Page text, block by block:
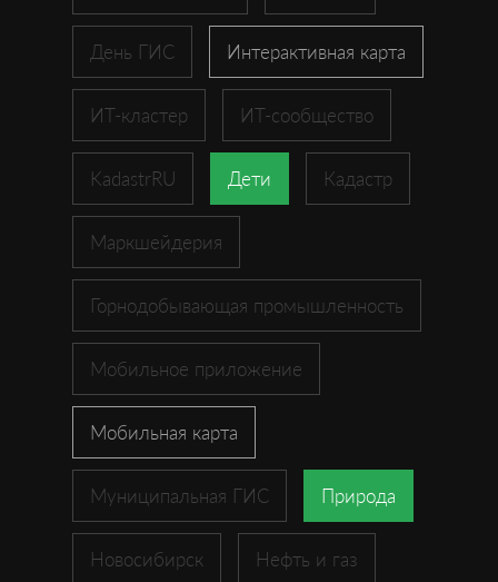
День ГИС Интерактивная карта
ИТ-кластер ИТ-сообщество
KadastrRU Дети Кадастр
Маркшейдерия
Горнодобывающая промышленность
Мобильное приложение
Мобильная карта
Муниципальная ГИС Природа
Новосибирск Нефть и газ